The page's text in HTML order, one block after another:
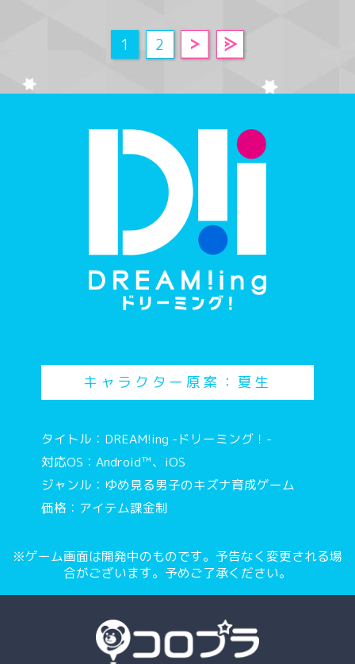
1 2
キャラクター原案：夏生
タイトル：DREAM!ing -ドリーミング！-
対応OS：Android™、iOS
ジャンル：ゆめ見る男子のキズナ育成ゲーム
価格：アイテム課金制
※ゲーム画面は開発中のものです。予告なく変更される場
合がございます。予めご了承ください。